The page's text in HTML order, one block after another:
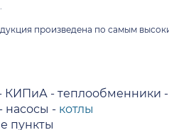
произведена по самым
КИПиА - теплообменники -
- насосы - котлы
пункты